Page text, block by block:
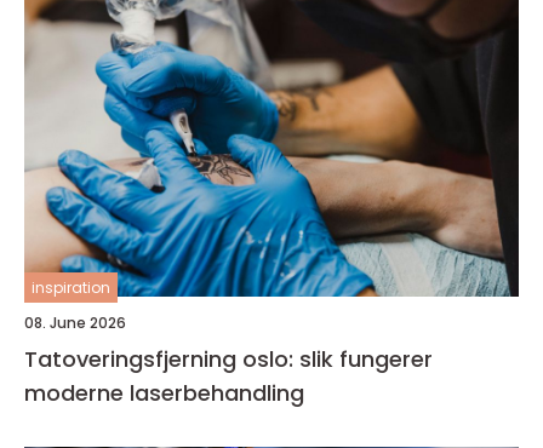
inspiration
08. June 2026
Tatoveringsfjerning oslo: slik fungerer
moderne laserbehandling